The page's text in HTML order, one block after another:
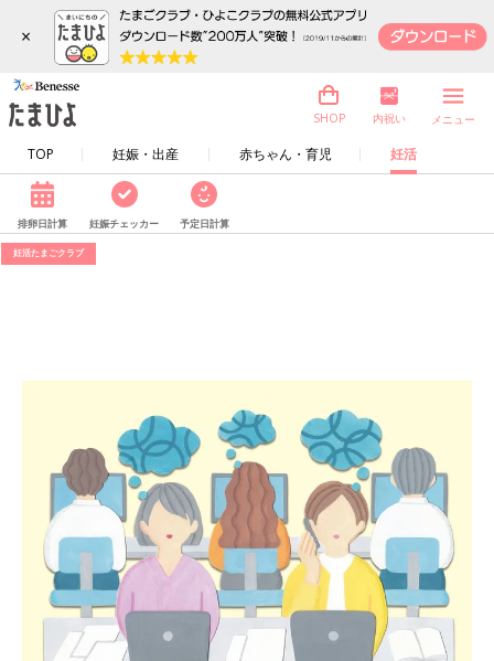
×
TOP 妊娠・出産 赤ちゃん・育児 妊活
SHOP 内祝い メニュー
排卵日計算 妊娠チェッカー 予定日計算
妊活たまごクラブ